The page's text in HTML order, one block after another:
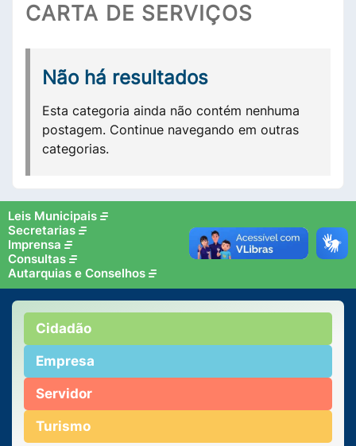
CARTA DE SERVIÇOS
Não há resultados
Esta categoria ainda não contém nenhuma
postagem. Continue navegando em outras
categorias.
Leis Municipais
Secretarias
Imprensa
Consultas
Autarquias e Conselhos
Cidadão
Empresa
Servidor
Turismo